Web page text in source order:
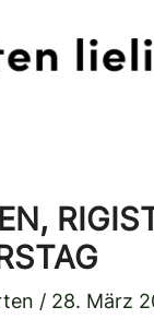
/ 28. März